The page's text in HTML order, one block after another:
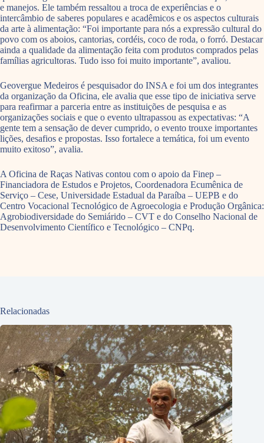
e manejos. Ele também ressaltou a troca de experiências e o
intercâmbio de saberes populares e acadêmicos e os aspectos culturais
da arte à alimentação: “Foi importante para nós a expressão cultural do
povo com os aboios, cantorias, cordéis, coco de roda, o forró. Destacar
ainda a qualidade da alimentação feita com produtos comprados pelas
famílias agricultoras. Tudo isso foi muito importante”, avaliou.
Geovergue Medeiros é pesquisador do INSA e foi um dos integrantes
da organização da Oficina, ele avalia que esse tipo de iniciativa serve
para reafirmar a parceria entre as instituições de pesquisa e as
organizações sociais e que o evento ultrapassou as expectativas: “A
gente tem a sensação de dever cumprido, o evento trouxe importantes
lições, desafios e propostas. Isso fortalece a temática, foi um evento
muito exitoso”, avalia.
A Oficina de Raças Nativas contou com o apoio da Finep –
Financiadora de Estudos e Projetos, Coordenadora Ecumênica de
Serviço – Cese, Universidade Estadual da Paraíba – UEPB e do
Centro Vocacional Tecnológico de Agroecologia e Produção Orgânica:
Agrobiodiversidade do Semiárido – CVT e do Conselho Nacional de
Desenvolvimento Científico e Tecnológico – CNPq.
Relacionadas